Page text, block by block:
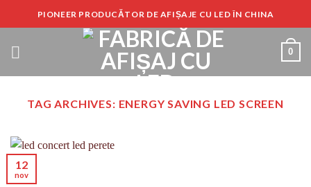
la
PIONEER PRODUCĂTOR DE AFIȘAJE CU LED ÎN CHINA
0
TAG ARCHIVES: ENERGY SAVING LED SCREEN
12
nov